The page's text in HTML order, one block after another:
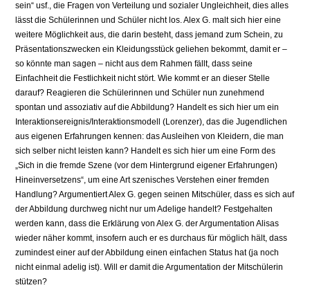
sein“ usf., die Fragen von Verteilung und sozialer Ungleichheit, dies alles
lässt die Schülerinnen und Schüler nicht los. Alex G. malt sich hier eine
weitere Möglichkeit aus, die darin besteht, dass jemand zum Schein, zu
Präsentationszwecken ein Kleidungsstück geliehen bekommt, damit er –
so könnte man sagen – nicht aus dem Rahmen fällt, dass seine
Einfachheit die Festlichkeit nicht stört. Wie kommt er an dieser Stelle
darauf? Reagieren die Schülerinnen und Schüler nun zunehmend
spontan und assoziativ auf die Abbildung? Handelt es sich hier um ein
Interaktionsereignis/Interaktionsmodell (Lorenzer), das die Jugendlichen
aus eigenen Erfahrungen kennen: das Ausleihen von Kleidern, die man
sich selber nicht leisten kann? Handelt es sich hier um eine Form des
„Sich in die fremde Szene (vor dem Hintergrund eigener Erfahrungen)
Hineinversetzens“, um eine Art szenisches Verstehen einer fremden
Handlung? Argumentiert Alex G. gegen seinen Mitschüler, dass es sich auf
der Abbildung durchweg nicht nur um Adelige handelt? Festgehalten
werden kann, dass die Erklärung von Alex G. der Argumentation Alisas
wieder näher kommt, insofern auch er es durchaus für möglich hält, dass
zumindest einer auf der Abbildung einen einfachen Status hat (ja noch
nicht einmal adelig ist). Will er damit die Argumentation der Mitschülerin
stützen?